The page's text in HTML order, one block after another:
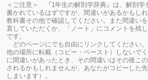
＜ご注意＞ 『1年生の解剖学辞典』は、解剖学
書かれているはずですが、間違いがあるかもし
教科書その他で確認してください。
また間違い
直していただくか、「ノート」にコメントを残
です。
どのページにでも自由にリンクしてください
他の場所に転載（コピー・ペースト）しないで
に間違いがあったとき、その間違いはその後こ
されるかもしれませんが、あなたがコピーした
しまいます）。